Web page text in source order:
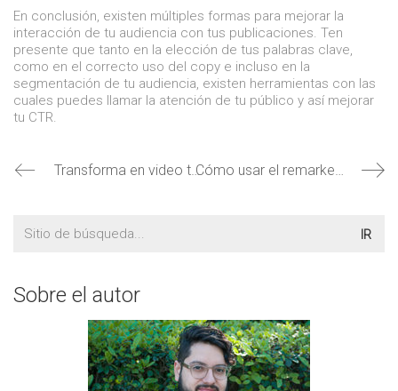
En conclusión, existen múltiples formas para mejorar la
interacción de tu audiencia con tus publicaciones. Ten
presente que tanto en la elección de tus palabras clave,
como en el correcto uso del copy e incluso en la
segmentación de tu audiencia, existen herramientas con las
cuales puedes llamar la atención de tu público y así mejorar
tu CTR.
Transforma en video tus anuncios de Display de Google Cómo usar el remarketing como una estrategia de ventas efectiva
Sobre el autor